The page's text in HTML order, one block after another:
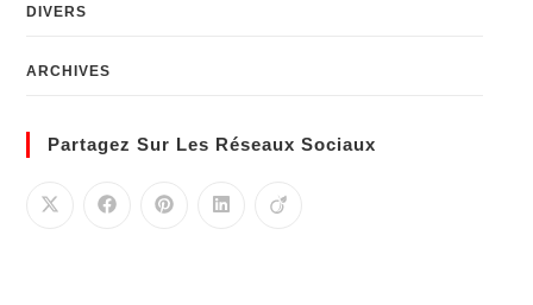
DIVERS
ARCHIVES
Partagez Sur Les Réseaux Sociaux